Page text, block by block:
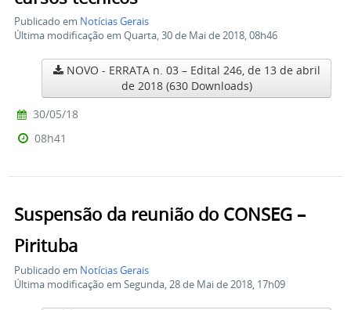
Publicado em Notícias Gerais
Última modificação em Quarta, 30 de Mai de 2018, 08h46
NOVO - ERRATA n. 03 – Edital 246, de 13 de abril
de 2018 (630 Downloads)
30/05/18
08h41
Suspensão da reunião do CONSEG –
Pirituba
Publicado em Notícias Gerais
Última modificação em Segunda, 28 de Mai de 2018, 17h09